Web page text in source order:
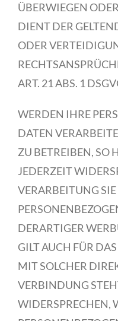
ÜBERWIEGEN
DIENT DER
ODER
ART. 21 ABS. 1
WERDEN IHRE
DATEN
ZU BETREIBEN, SO
JEDERZEIT
VERARBEITUNG
DERARTIGER
GILT AUCH FÜR
MIT SOLCHER
VERBINDUNG
WIDERSPRECHEN,